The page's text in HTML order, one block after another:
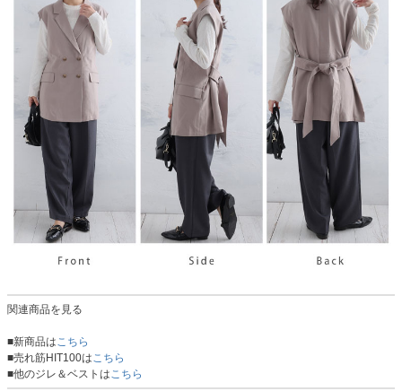
関連商品を見る
■新商品はこちら
■売れ筋HIT100はこちら
■他のジレ＆ベストはこちら